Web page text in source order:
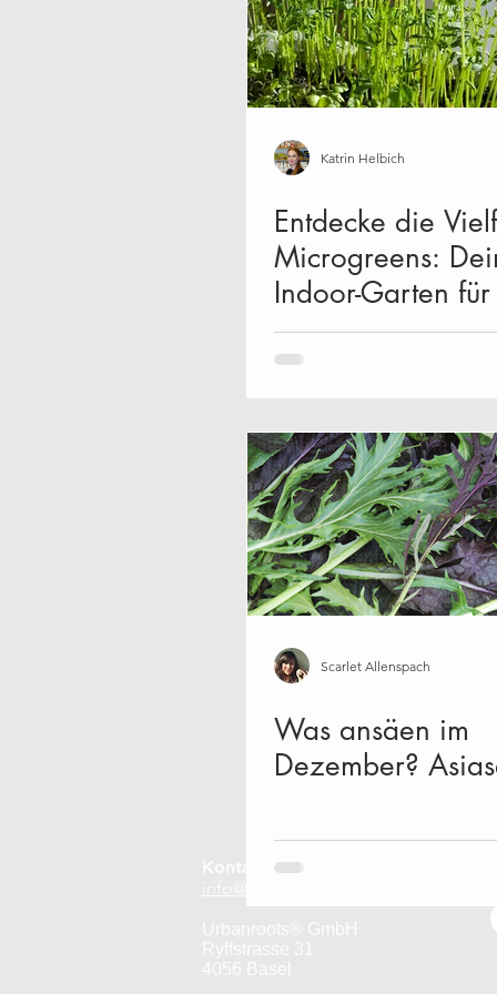
Katrin Helbich
Entdecke die
Microgreens:
Indoor-Garten
Winter
Scarlet Allenspach
Was ansäen im
Dezember?